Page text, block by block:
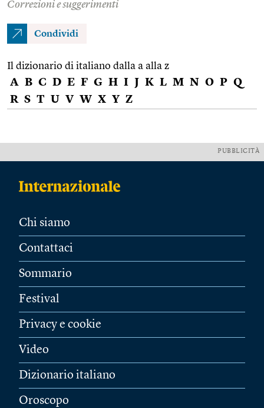
Correzioni e suggerimenti
Condividi
Il dizionario di italiano dalla a alla z
A B C D E F G H I J K L M N O P Q
R S T U V W X Y Z
PUBBLICITÀ
Chi siamo
Contattaci
Sommario
Festival
Privacy e cookie
Video
Dizionario italiano
Oroscopo